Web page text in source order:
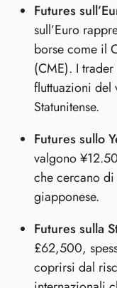
Futures
sull’Euro
borse come il
(CME). I
fluttuazioni del
Statunitense.
Futures sullo
valgono
che cercano di
giapponese.
Futures sulla
£62,500,
coprirsi dal